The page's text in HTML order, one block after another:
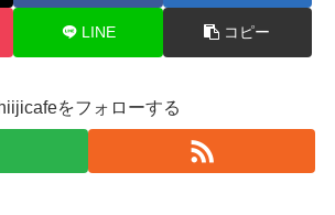
LINE コピー
hiijicafeをフォローする